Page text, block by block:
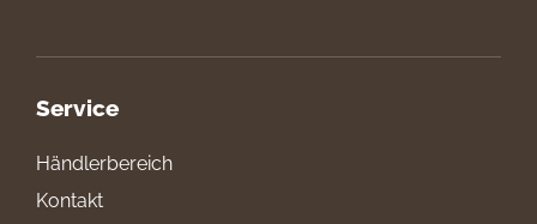
Service
Händlerbereich
Kontakt